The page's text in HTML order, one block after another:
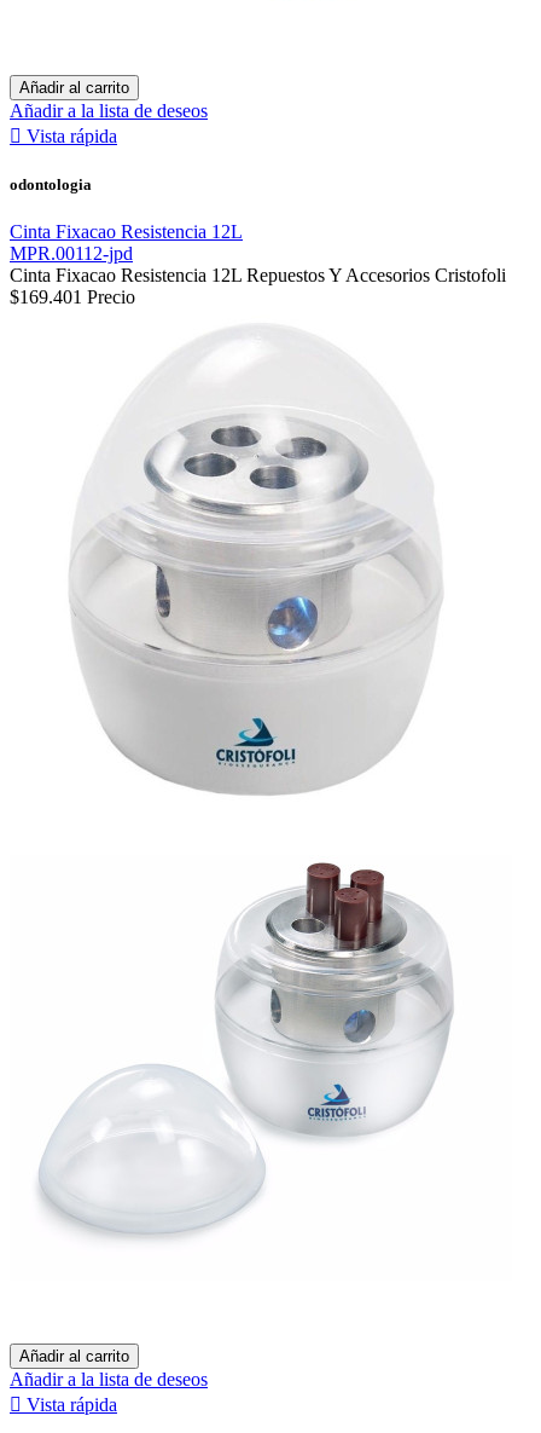
Añadir al carrito
Añadir a la lista de deseos
 Vista rápida
odontologia
Cinta Fixacao Resistencia 12L
MPR.00112-jpd
Cinta Fixacao Resistencia 12L Repuestos Y Accesorios Cristofoli
$169.401 Precio
Añadir al carrito
Añadir a la lista de deseos
 Vista rápida